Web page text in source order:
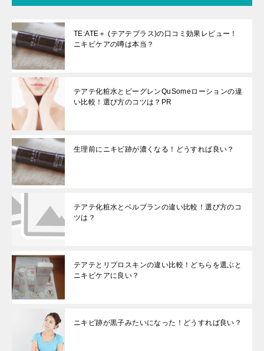
TE:ATE＋ (テアテプラス)の口コミ効果レビュー！
ニキビケアの噂は本当？
テアテ化粧水とビーグレンQuSomeローションの違
い比較！選び方のコツは？PR
生理前にニキビ跡が濃くなる！どうすれば良い？
テアテ化粧水とベルブランの違い比較！選び方のコ
ツは？
テアテとリプロスキンの違い比較！どちらを選ぶと
ニキビケアに良い？
ニキビ跡が黒子みたいになった！どうすれば良い？